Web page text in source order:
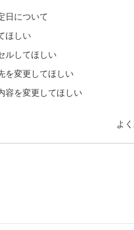
日について
ほしい
ルしてほしい
を変更してほしい
容を変更してほしい
よ